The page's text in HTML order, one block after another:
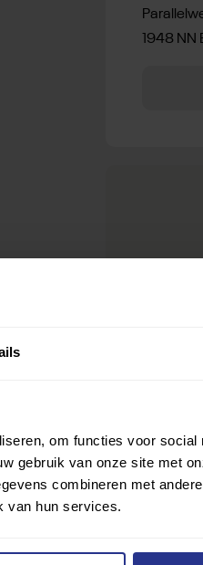
om functies voor social
gebruik van onze site met
combineren met
van hun services.
1948 NN
Ik wil